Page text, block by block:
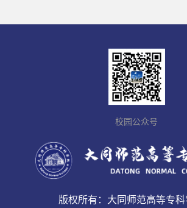
校园公众号
版权所有：大同师范高等专